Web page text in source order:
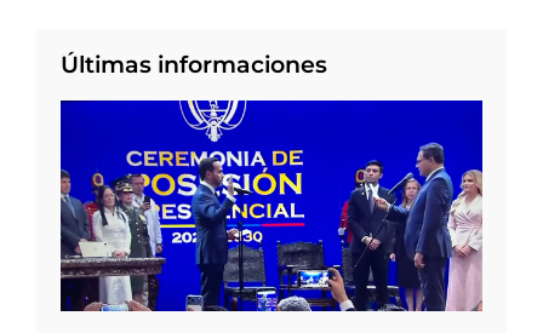
Últimas informaciones